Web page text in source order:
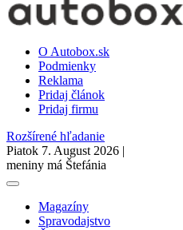
O Autobox.sk
Podmienky
Reklama
Pridaj článok
Pridaj firmu
Rozšírené hľadanie
Piatok 7. August 2026 |
meniny má Štefánia
Magazíny
Spravodajstvo